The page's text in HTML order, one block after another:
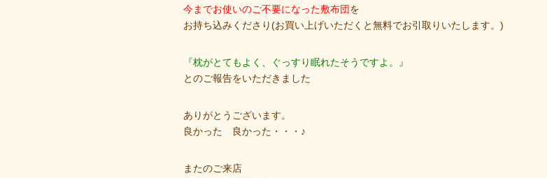
今までお使いのご不要になった敷布団を
お持ち込みくださり(お買い上げいただくと無料でお引取りいたします。)
『枕がとてもよく、ぐっすり眠れたそうですよ。』
とのご報告をいただきました
ありがとうございます。
良かった 良かった・・・♪
またのご来店